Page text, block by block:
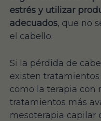
estrés y utilizar
adecuados, que no
el cabello.
Si la pérdida de
existen
como la terapia con
tratamientos más
mesoterapia capilar